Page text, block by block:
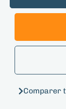
Comparer